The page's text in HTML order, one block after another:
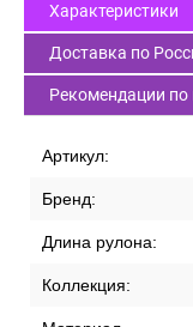
Характеристики
Доставка по
Рекомендации по
Артикул:
Бренд:
Длина рулона:
Коллекция: